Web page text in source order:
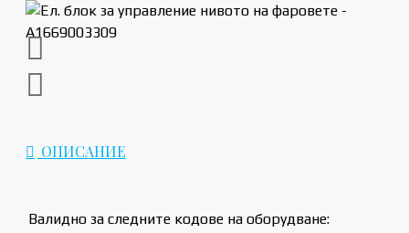
ОПИСАНИЕ
Валидно за следните кодове на оборудване: